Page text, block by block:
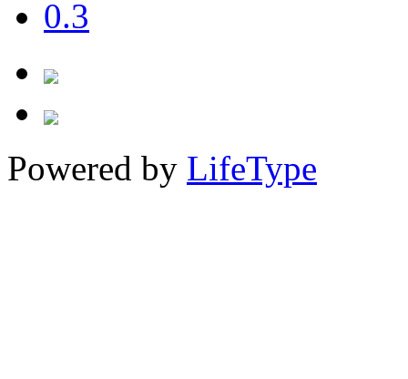
Powered by LifeType